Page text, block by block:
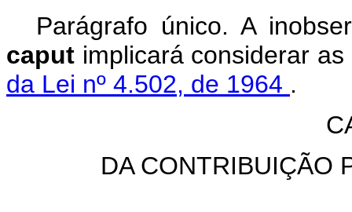
Parágrafo único. A
caput implicará considerar
da Lei nº 4.502, de 1964 .
DA CONTRIBUIÇÃO